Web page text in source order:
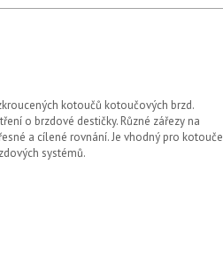
kotoučů kotoučových brzd.
o brzdové destičky. Různé zářezy na
a cílené rovnání. Je vhodný pro kotouče
systémů.